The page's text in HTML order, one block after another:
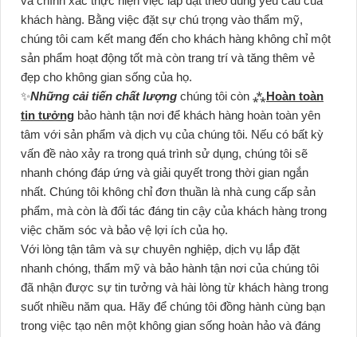
khách hàng. Bằng việc đặt sự chú trọng vào thẩm mỹ,
chúng tôi cam kết mang đến cho khách hàng không chỉ một
sản phẩm hoạt động tốt mà còn trang trí và tăng thêm vẻ
đẹp cho không gian sống của họ.
✨Những cải tiến chất lượng chúng tôi còn ⁂Hoàn toàn
tin tưởng bảo hành tận nơi để khách hàng hoàn toàn yên
tâm với sản phẩm và dịch vụ của chúng tôi. Nếu có bất kỳ
vấn đề nào xảy ra trong quá trình sử dụng, chúng tôi sẽ
nhanh chóng đáp ứng và giải quyết trong thời gian ngắn
nhất. Chúng tôi không chỉ đơn thuần là nhà cung cấp sản
phẩm, mà còn là đối tác đáng tin cậy của khách hàng trong
việc chăm sóc và bảo vệ lợi ích của họ.
Với lòng tận tâm và sự chuyên nghiệp, dịch vụ lắp đặt
nhanh chóng, thẩm mỹ và bảo hành tận nơi của chúng tôi
đã nhận được sự tin tưởng và hài lòng từ khách hàng trong
suốt nhiều năm qua. Hãy để chúng tôi đồng hành cùng bạn
trong việc tạo nên một không gian sống hoàn hảo và đáng